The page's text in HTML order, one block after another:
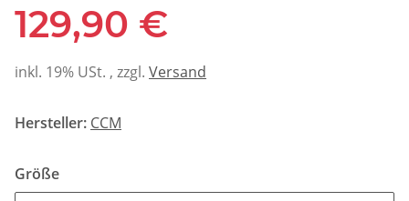
129,90 €
inkl. 19% USt. , zzgl. Versand
Hersteller: CCM
Größe